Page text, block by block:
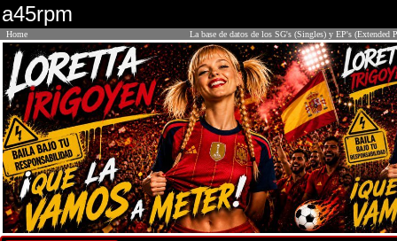
a45rpm
Home La base de datos de los SG's (Singles) y EP's (Extended